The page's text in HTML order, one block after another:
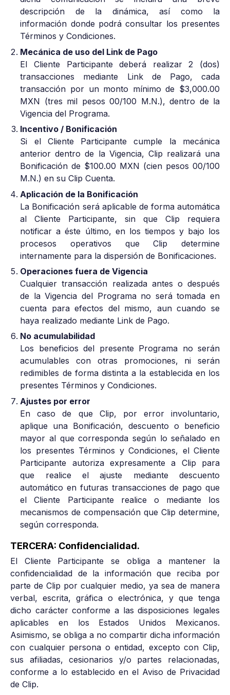
descripción de la dinámica, así como la
información donde podrá consultar los presentes
Términos y Condiciones.
Mecánica de uso del Link de Pago
El Cliente Participante deberá realizar 2 (dos)
transacciones mediante Link de Pago, cada
transacción por un monto mínimo de $3,000.00
MXN (tres mil pesos 00/100 M.N.), dentro de la
Vigencia del Programa.
Incentivo / Bonificación
Si el Cliente Participante cumple la mecánica
anterior dentro de la Vigencia, Clip realizará una
Bonificación de $100.00 MXN (cien pesos 00/100
M.N.) en su Clip Cuenta.
Aplicación de la Bonificación
La Bonificación será aplicable de forma automática
al Cliente Participante, sin que Clip requiera
notificar a éste último, en los tiempos y bajo los
procesos operativos que Clip determine
internamente para la dispersión de Bonificaciones.
Operaciones fuera de Vigencia
Cualquier transacción realizada antes o después
de la Vigencia del Programa no será tomada en
cuenta para efectos del mismo, aun cuando se
haya realizado mediante Link de Pago.
No acumulabilidad
Los beneficios del presente Programa no serán
acumulables con otras promociones, ni serán
redimibles de forma distinta a la establecida en los
presentes Términos y Condiciones.
Ajustes por error
En caso de que Clip, por error involuntario,
aplique una Bonificación, descuento o beneficio
mayor al que corresponda según lo señalado en
los presentes Términos y Condiciones, el Cliente
Participante autoriza expresamente a Clip para
que realice el ajuste mediante descuento
automático en futuras transacciones de pago que
el Cliente Participante realice o mediante los
mecanismos de compensación que Clip determine,
según corresponda.
TERCERA: Confidencialidad.
El Cliente Participante se obliga a mantener la
confidencialidad de la información que reciba por
parte de Clip por cualquier medio, ya sea de manera
verbal, escrita, gráfica o electrónica, y que tenga
dicho carácter conforme a las disposiciones legales
aplicables en los Estados Unidos Mexicanos.
Asimismo, se obliga a no compartir dicha información
con cualquier persona o entidad, excepto con Clip,
sus afiliadas, cesionarios y/o partes relacionadas,
conforme a lo establecido en el Aviso de Privacidad
de Clip.